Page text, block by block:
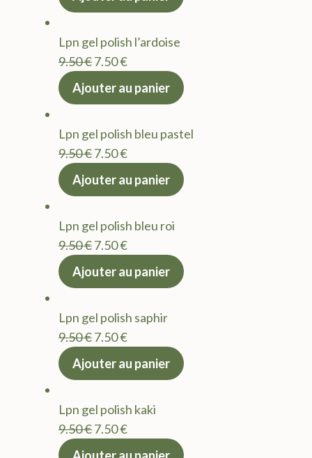
9.50 €.
actuel
7.50 €.
Lpn gel polish l’ardoise
9.50€Le
prix
9.50 €.
7.50€Le
actuel
7.50 €.
Ajouter au panier
Lpn gel polish bleu pastel
9.50€Le
prix
9.50 €.
7.50€Le
actuel
7.50 €.
Ajouter au panier
Lpn gel polish bleu roi
9.50€Le
prix
9.50 €.
7.50€Le
actuel
7.50 €.
Ajouter au panier
Lpn gel polish saphir
9.50€Le
prix
9.50 €.
7.50€Le
actuel
7.50 €.
Ajouter au panier
Lpn gel polish kaki
9.50€Le
prix
7.50€Le